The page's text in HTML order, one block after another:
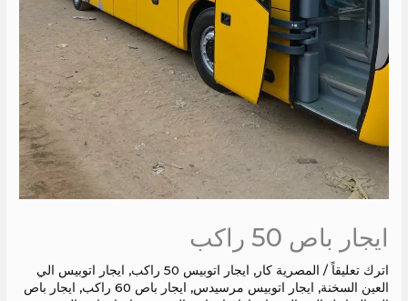
ايجار باص 50 راكب
اترك تعليقاً / المصرية كار, ايجار اتوبيس 50 راكب , ايجار اتوبيس الي
العين السخنة, ايجار اتوبيس مرسيدس, ايجار باص 60 راكب , ايجار باص